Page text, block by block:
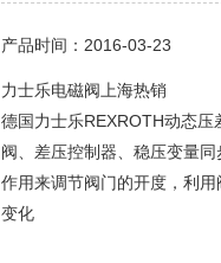
产品时间：2016-03-23
力士乐电磁阀上海热销
德国力士乐REXROTH动态压
阀、差压控制器、稳压变量
作用来调节阀门的开度，利
变化